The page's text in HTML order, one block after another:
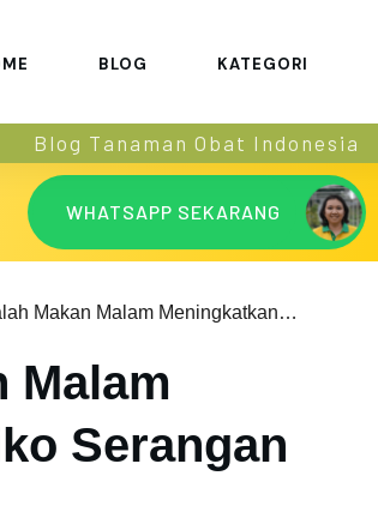
BLOG KATEGORI
Blog Tanaman Obat Indonesia
WHATSAPP SEKARANG
Waspadalah Makan Malam Meningkatkan Resiko Serangan Jantung!
Malam
Serangan